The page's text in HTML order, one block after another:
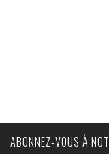
ABONNEZ-VOUS À